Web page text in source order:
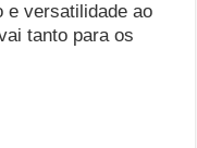
e versatilidade ao
tanto para os